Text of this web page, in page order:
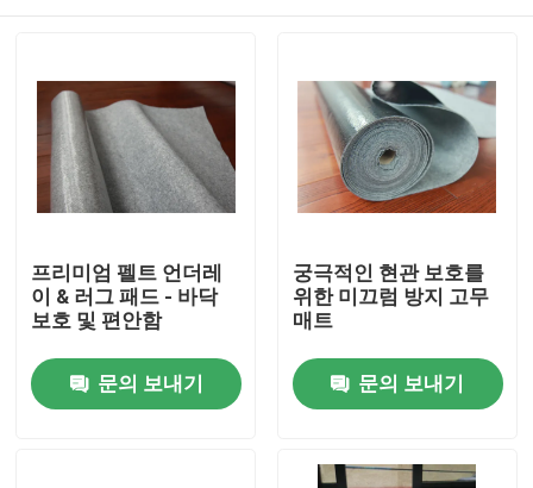
프리미엄 펠트 언더레
이 & 러그 패드 - 바닥
보호 및 편안함
문의 보내기
궁극적인 현관 보호를
위한 미끄럼 방지 고무
매트
문의 보내기